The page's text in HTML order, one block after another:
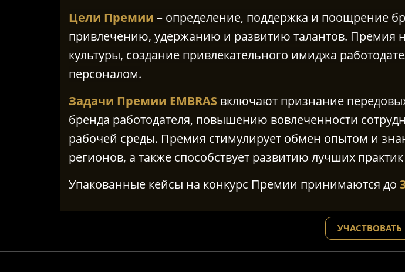
Цели Премии – определение, поддержка и поощрение
привлечению, удержанию и развитию талантов. Премия
культуры, создание привлекательного имиджа
персоналом.
Задачи Премии EMBRAS включают признание
бренда работодателя, повышению вовлеченности
рабочей среды. Премия стимулирует обмен опытом и
регионов, а также способствует развитию лучших
Упакованные кейсы на конкурс Премии принимаются до